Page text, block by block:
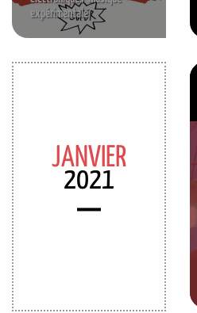
expérimentale
JANVIER
2021